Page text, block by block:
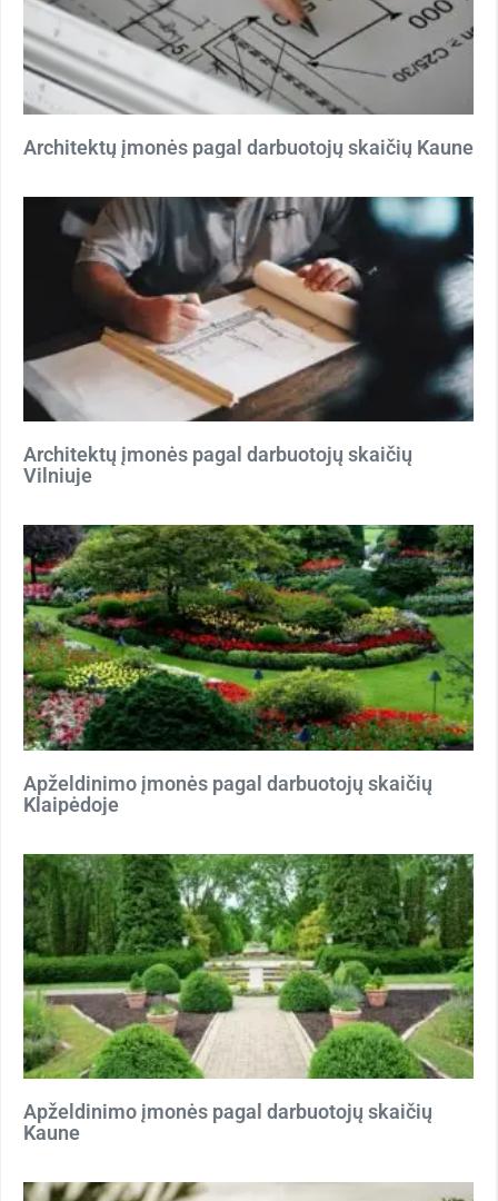
Architektų įmonės pagal darbuotojų skaičių Kaune
Architektų įmonės pagal darbuotojų skaičių
Vilniuje
Apželdinimo įmonės pagal darbuotojų skaičių
Klaipėdoje
Apželdinimo įmonės pagal darbuotojų skaičių
Kaune